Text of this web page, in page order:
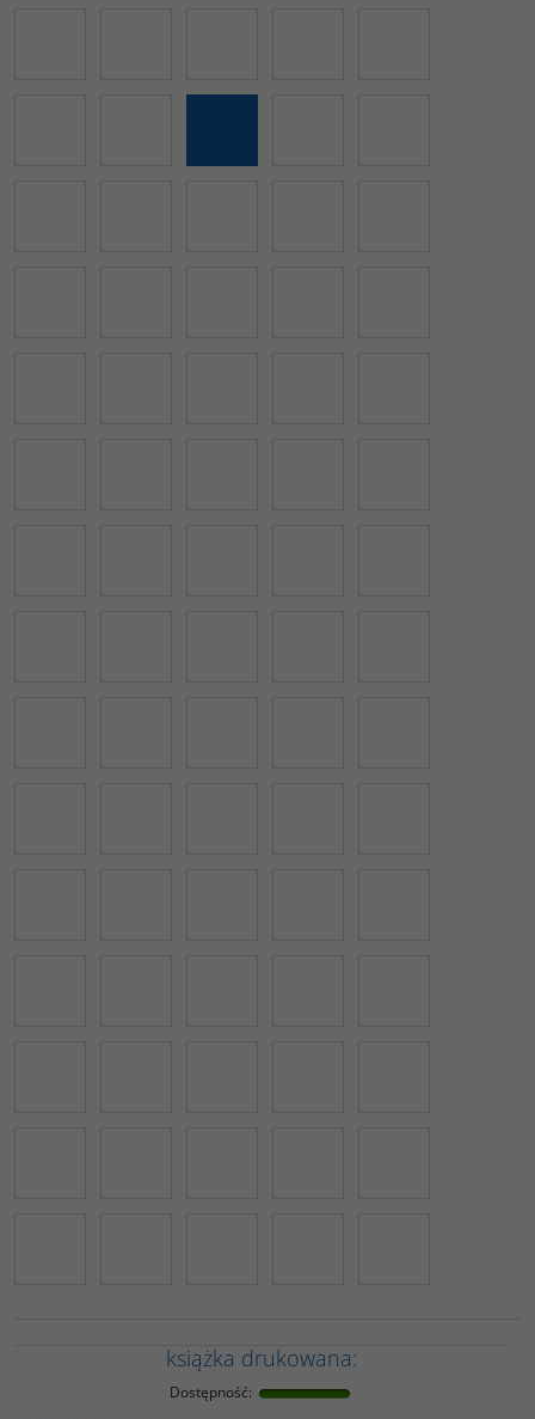
książka drukowana:
Dostępność: